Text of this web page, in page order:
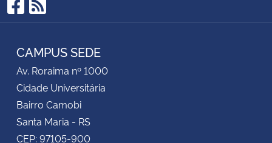
Facebook
RSS
CAMPUS SEDE
Av. Roraima nº 1000
Cidade Universitária
Bairro Camobi
Santa Maria - RS
CEP: 97105-900